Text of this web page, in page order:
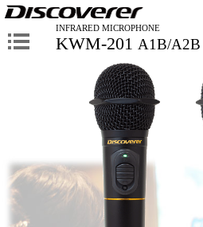
INFRARED MICROPHONE
KWM-201 A1B/A2B